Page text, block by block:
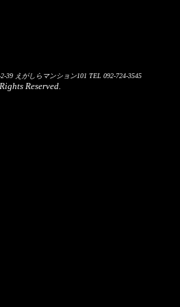
39 えがしらマンション101 TEL 092-724-3545
Reserved.